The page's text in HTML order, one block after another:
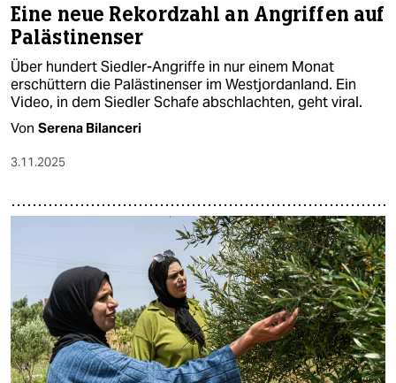
Eine neue Rekordzahl an Angriffen auf
Palästinenser
Über hundert Siedler-Angriffe in nur einem Monat
erschüttern die Palästinenser im Westjordanland. Ein
Video, in dem Siedler Schafe abschlachten, geht viral.
Von Serena Bilanceri
3.11.2025